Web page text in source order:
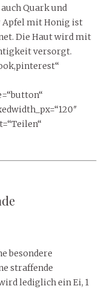
Quark und
Apfel mit Honig ist
Die Haut wird mit
versorgt.
besondere
straffende
lediglich ein Ei, 1